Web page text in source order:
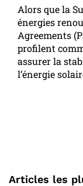
Alors que la
énergies
Agreements
profilent
assurer la
l’énergie
Articles les